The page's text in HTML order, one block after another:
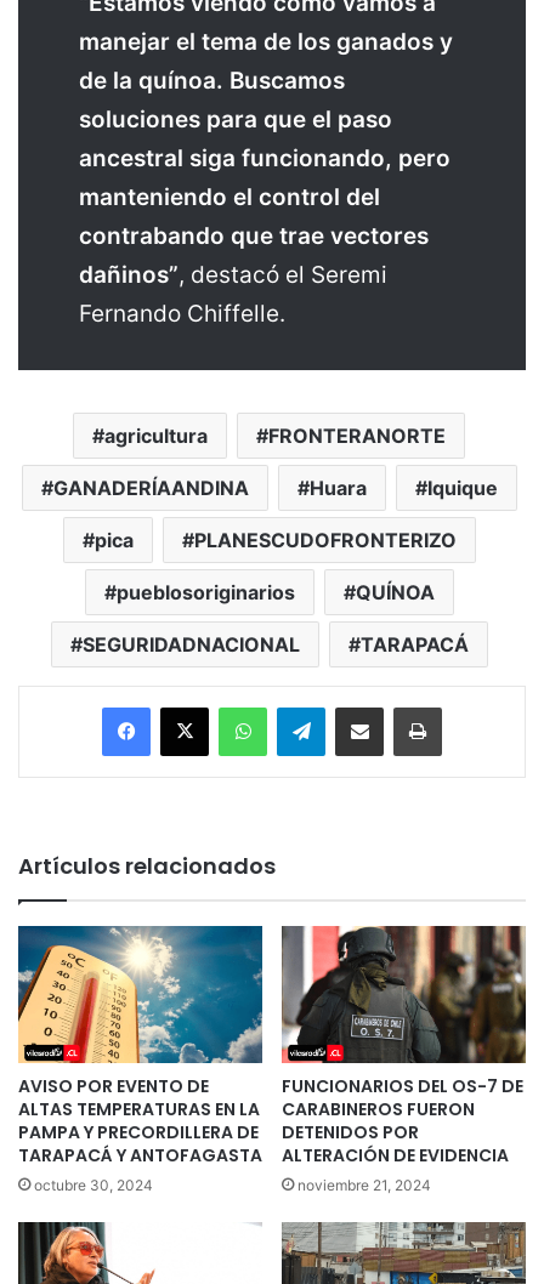
manejar el tema de los ganados y
de la quínoa. Buscamos
soluciones para que el paso
ancestral siga funcionando, pero
manteniendo el control del
contrabando que trae vectores
dañinos”, destacó el Seremi
Fernando Chiffelle.
agricultura FRONTERANORTE
GANADERÍAANDINA Huara Iquique
pica PLANESCUDOFRONTERIZO
pueblosoriginarios QUÍNOA
SEGURIDADNACIONAL TARAPACÁ
Facebook
X WhatsAppTelegramEnviar vía email Imprimir
Artículos relacionados
AVISO POR EVENTO DE
ALTAS TEMPERATURAS EN LA
PAMPA Y PRECORDILLERA DE
TARAPACÁ Y ANTOFAGASTA
octubre 30, 2024
FUNCIONARIOS DEL OS-7 DE
CARABINEROS FUERON
DETENIDOS POR
ALTERACIÓN DE EVIDENCIA
noviembre 21, 2024